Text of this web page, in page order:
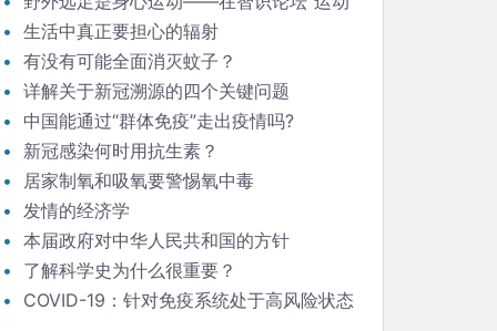
与健康”的发言
生活中真正要担心的辐射
有没有可能全面消灭蚊子？
详解关于新冠溯源的四个关键问题
中国能通过“群体免疫”走出疫情吗?
新冠感染何时用抗生素？
居家制氧和吸氧要警惕氧中毒
发情的经济学
本届政府对中华人民共和国的方针
了解科学史为什么很重要？
COVID-19：针对免疫系统处于高风险状态